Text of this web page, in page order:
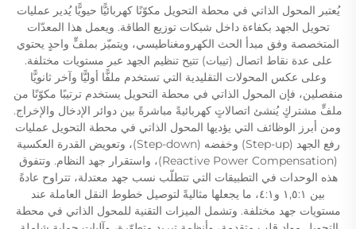
يُعتبر المحول الذاتي في محطة التحويل مكوّنًا كهربائيًّا حيويًّا يُدير عمليات
تحويل الجهد بكفاءة داخل شبكات توزيع الطاقة. ويعمل هذا المعدّات
المتخصصة وفق مبدأ الحث الكهرومغناطيسي، ويتميّز بملفٍّ واحدٍ يحتوي
على عدة نقاط اتصال (تيبات) تتيح تنظيم الجهد عبر مستويات مختلفة.
وعلى عكس المحولات التقليدية التي تستخدم ملفًّا أوليًّا وآخر ثانويًّا
منفصلين، فإن المحول الذاتي في محطة التحويل يستخدم ترتيبًا مكوّنًا من
ملفٍّ مشتركٍ يُنشئ اتصالاتٍ كهربائيةً مباشرةً بين دوائر الإدخال والإخراج.
ومن أبرز الوظائف التي يؤديها المحول الذاتي في محطة التحويل عمليات
رفع الجهد (Step-up) وخفضه (Step-down)، وتعويض القدرة العكسية
(Reactive Power Compensation)، واستقرار جهد النظام. وتتفوق
هذه الوحدات في التطبيقات التي تتطلّب نسب جهد معتدلة، تتراوح عادةً
بين ١,٥:١ و٤:١، ما يجعلها مثاليةً لتوصيل خطوط النقل العاملة عند
مستويات جهد مختلفة. وتشمل الميزات التقنية للمحول الذاتي في محطة